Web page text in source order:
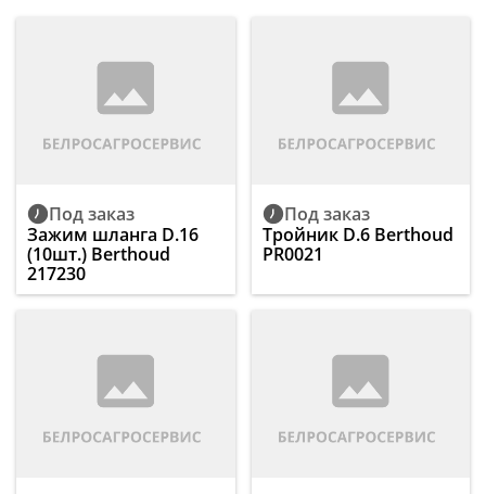
Под заказ
Зажим шланга D.16
(10шт.) Berthoud
217230
Под заказ
Тройник D.6 Berthoud
PR0021